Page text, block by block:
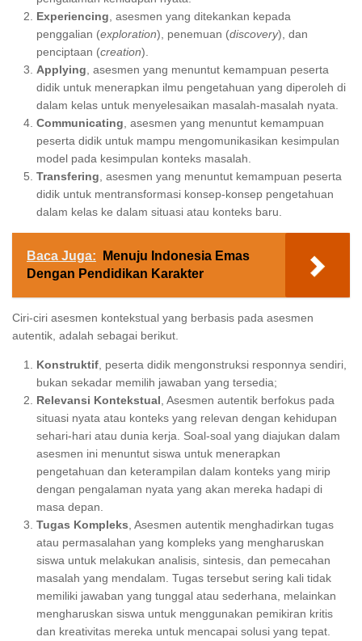
Experiencing , asesmen yang ditekankan kepada
penggalian (exploration), penemuan (discovery), dan
penciptaan (creation).
Applying , asesmen yang menuntut kemampuan peserta
didik untuk menerapkan ilmu pengetahuan yang diperoleh di
dalam kelas untuk menyelesaikan masalah-masalah nyata.
Communicating , asesmen yang menuntut kemampuan
peserta didik untuk mampu mengomunikasikan kesimpulan
model pada kesimpulan konteks masalah.
Transfering , asesmen yang menuntut kemampuan peserta
didik untuk mentransformasi konsep-konsep pengetahuan
dalam kelas ke dalam situasi atau konteks baru.
Baca Juga:
Menuju Indonesia Emas
Dengan Pendidikan Karakter
Ciri-ciri asesmen kontekstual yang berbasis pada asesmen
autentik, adalah sebagai berikut.
Konstruktif , peserta didik mengonstruksi responnya sendiri,
bukan sekadar memilih jawaban yang tersedia;
Relevansi Kontekstual , Asesmen autentik berfokus pada
situasi nyata atau konteks yang relevan dengan kehidupan
sehari-hari atau dunia kerja. Soal-soal yang diajukan dalam
asesmen ini menuntut siswa untuk menerapkan
pengetahuan dan keterampilan dalam konteks yang mirip
dengan pengalaman nyata yang akan mereka hadapi di
masa depan.
Tugas Kompleks , Asesmen autentik menghadirkan tugas
atau permasalahan yang kompleks yang mengharuskan
siswa untuk melakukan analisis, sintesis, dan pemecahan
masalah yang mendalam. Tugas tersebut sering kali tidak
memiliki jawaban yang tunggal atau sederhana, melainkan
mengharuskan siswa untuk menggunakan pemikiran kritis
dan kreativitas mereka untuk mencapai solusi yang tepat.